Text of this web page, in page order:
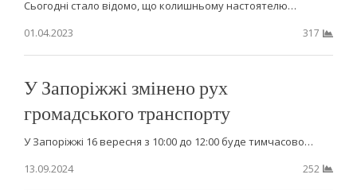
Сьогодні стало відомо, що колишньому настоятелю…
01.04.2023
317
У Запоріжжі змінено рух
громадського транспорту
У Запоріжжі 16 вересня з 10:00 до 12:00 буде тимчасово…
13.09.2024
252